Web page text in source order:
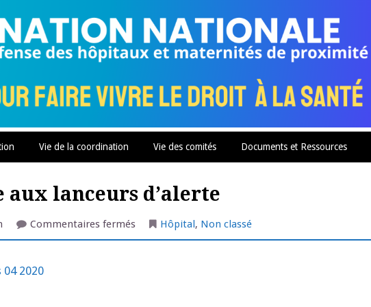
Vie de la coordination Vie des comités Documents et Ressources
aux lanceurs d’alerte
Commentaires ferméssur
Rouvray
Hôpital, Non classé
04 2020